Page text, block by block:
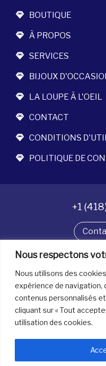
Nous respectons
Nous utilisons des
expérience de navigation,
contenus personnalisés
cliquant sur « Tout
utilisation des cookies.
BOUTIQUE
À PROPOS
SERVICES
BIJOUX
LA LOUPE À L'OEIL
CONTACT
CONDITIONS
POLITIQUE DE
+1
Tous droits